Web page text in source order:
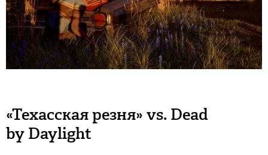
«Техасская резня» vs. Dead
by Daylight